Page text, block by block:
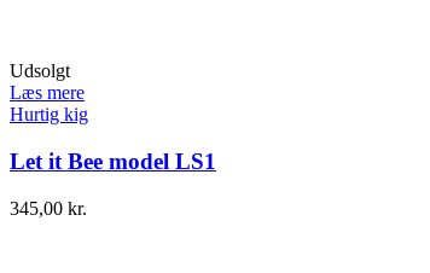
Udsolgt
Læs mere
Hurtig kig
Let it Bee model LS1
345,00 kr.